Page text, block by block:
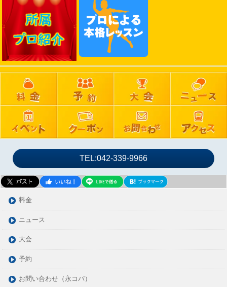
2025年01月
2024年12月
2024年11月
2024年10月
2024年09月
2024年08月
2024年07月
2024年06月
2024年05月
2024年04月
2024年03月
2024年02月
2024年01月
2023年12月
2023年11月
2023年10月
2023年09月
2023年08月
2023年07月
2023年06月
TEL:042-339-9966
料金
ニュース
大会
予約
お問い合わせ（永コパ）